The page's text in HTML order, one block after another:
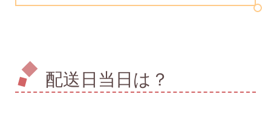
配送日当日は？